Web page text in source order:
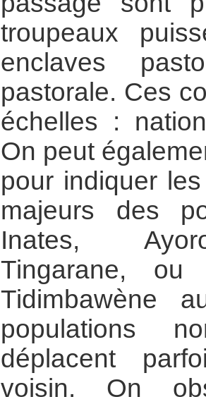
troupeaux
enclaves
pastorale. Ces
échelles :
On peut
pour indiquer
majeurs des
Inates,
Tingarane, ou
Tidimbawène
populations
déplacent
voisin. On